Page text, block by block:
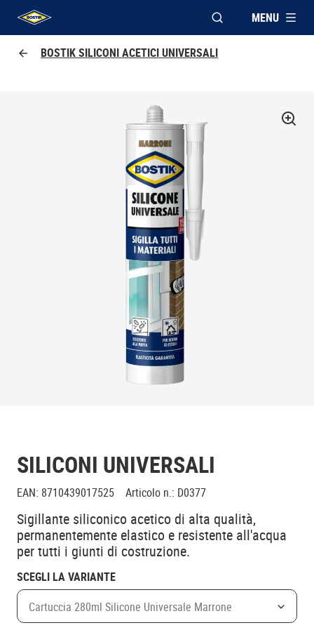
UHU logo
APRI FINESTRA
MENU
BOSTIK SILICONI ACETICI UNIVERSALI
SILICONI UNIVERSALI
EAN: 8710439017525 Articolo n.: D0377
Sigillante siliconico acetico di alta qualità,
permanentemente elastico e resistente all'acqua
per tutti i giunti di costruzione.
SCEGLI LA VARIANTE
Cartuccia 280ml Silicone Universale Marrone